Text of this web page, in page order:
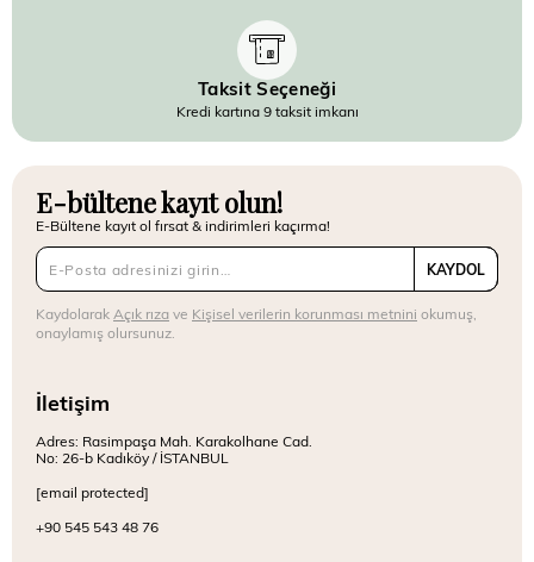
Taksit Seçeneği
Kredi kartına 9 taksit imkanı
E-bültene kayıt olun!
E-Bültene kayıt ol fırsat & indirimleri kaçırma!
KAYDOL
Kaydolarak Açık rızave Kişisel verilerin korunması metnini okumuş,
onaylamış olursunuz.
İletişim
Adres: Rasimpaşa Mah. Karakolhane Cad.
No: 26-b Kadıköy / İSTANBUL
[email protected]
+90 545 543 48 76